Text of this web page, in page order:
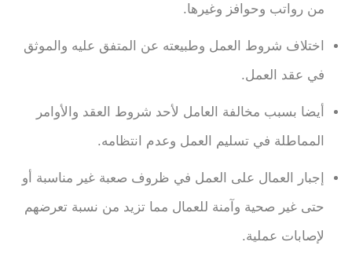
من رواتب وحوافز وغيرها.
اختلاف شروط العمل وطبيعته عن المتفق عليه والموثق
في عقد العمل.
أيضا بسبب مخالفة العامل لأحد شروط العقد والأوامر
المماطلة في تسليم العمل وعدم انتظامه.
إجبار العمال على العمل في ظروف صعبة غير مناسبة أو
حتى غير صحية وآمنة للعمال مما تزيد من نسبة تعرضهم
لإصابات عملية.